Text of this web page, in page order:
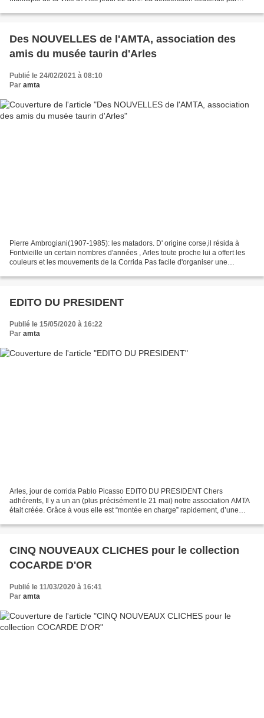
Des NOUVELLES de l'AMTA, association des
amis du musée taurin d'Arles
Publié le 24/02/2021 à 08:10
Par amta
Pierre Ambrogiani(1907-1985): les matadors. D' origine corse,il résida à
Fontvieille un certain nombres d'années , Arles toute proche lui a offert les
couleurs et les mouvements de la Corrida Pas facile d'organiser une
EDITO DU PRESIDENT
Publié le 15/05/2020 à 16:22
Par amta
Arles, jour de corrida Pablo Picasso EDITO DU PRESIDENT Chers
adhérents, Il y a un an (plus précisément le 21 mai) notre association AMTA
était créée. Grâce à vous elle est “montée en charge” rapidement, d’une
CINQ NOUVEAUX CLICHES pour le collection
COCARDE D'OR
Publié le 11/03/2020 à 16:41
Par amta